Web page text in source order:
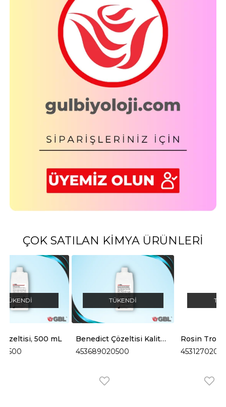
ÇOK SATILAN KIMYA ÜRÜNLERI
TÜKENDI
Benedict Çözeltisi Kalitatif, 500 mL
453689020500
Rosin Trousseau Ayıracı, 500 mL
453127020500